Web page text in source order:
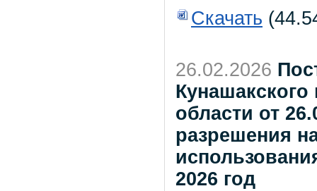
Скачать
26.02.2026
области от
разрешения
2026 год